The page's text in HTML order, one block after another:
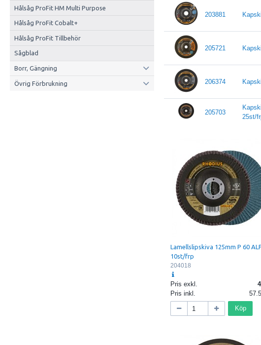
Hålsåg ProFit HM Multi Purpose
Hålsåg ProFit Cobalt+
Hålsåg ProFit Tillbehör
Sågblad
Borr, Gängning
Övrig Förbrukning
203881
205721
206374
205703
25st/
Lamellslipskiva 125mm P 60
10st/frp
204018
Pris exkl.
Pris inkl.
Köp